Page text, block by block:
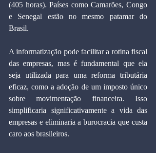
(405 horas). Países como Camarões, Congo
e Senegal estão no mesmo patamar do
Brasil.
A informatização pode facilitar a rotina fiscal
das empresas, mas é fundamental que ela
seja utilizada para uma reforma tributária
eficaz, como a adoção de um imposto único
sobre movimentação financeira. Isso
simplificaria significativamente a vida das
empresas e eliminaria a burocracia que custa
caro aos brasileiros.